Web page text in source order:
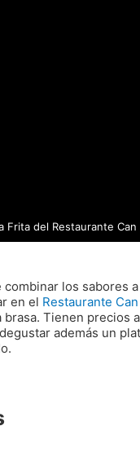
Frita del Restaurante
combinar los sabores
en el Restaurante
brasa. Tienen precios
además un